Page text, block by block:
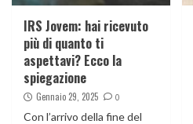
IRS Jovem: hai ricevuto
più di quanto ti
aspettavi? Ecco la
spiegazione
Gennaio 29, 2025 0
Con l’arrivo della fine del